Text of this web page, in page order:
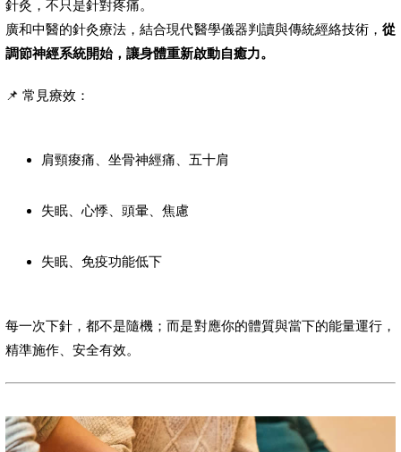
針灸，不只是針對疼痛。
廣和中醫的針灸療法，結合現代醫學儀器判讀與傳統經絡技術， 從
調節神經系統開始，讓身體重新啟動自癒力。
📌 常見療效：
肩頸痠痛、坐骨神經痛、五十肩
失眠、心悸、頭暈、焦慮
失眠、免疫功能低下
每一次下針，都不是隨機；而是對應你的體質與當下的能量運行，
精準施作、安全有效。